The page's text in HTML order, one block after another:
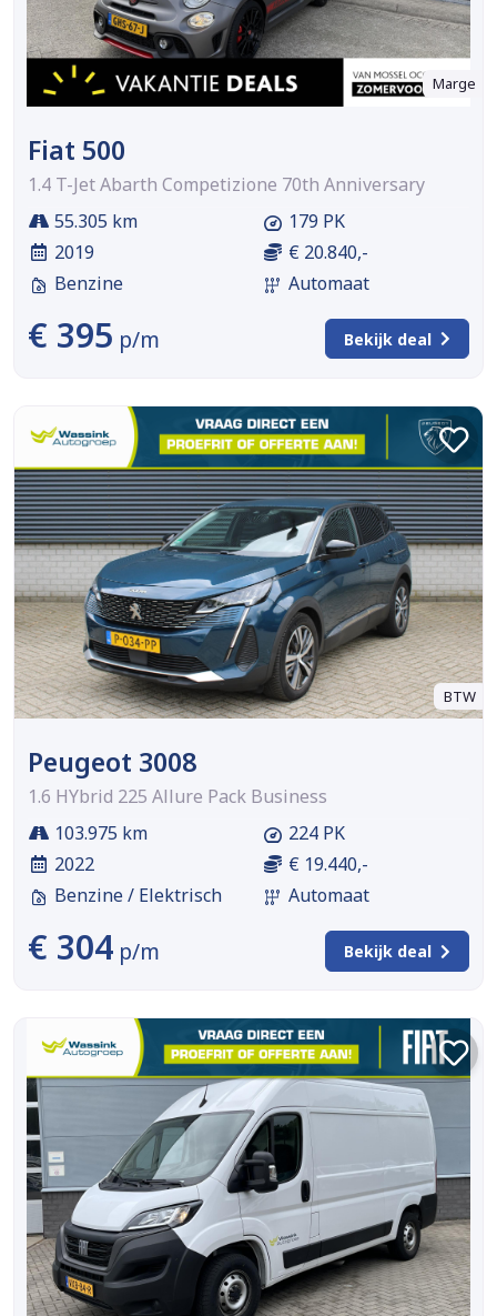
Marge
Fiat 500
1.4 T-Jet Abarth Competizione 70th Anniversary
55.305 km
2019
Benzine
179 PK
€ 20.840,-
Automaat
€ 395 p/m Bekijk deal
BTW
Peugeot 3008
1.6 HYbrid 225 Allure Pack Business
103.975 km
2022
Benzine / Elektrisch
224 PK
€ 19.440,-
Automaat
€ 304 p/m Bekijk deal